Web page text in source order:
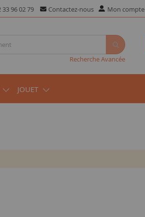
33 96 02 79 Contactez-nous Mon compte
Recherche Avancée
JOUET